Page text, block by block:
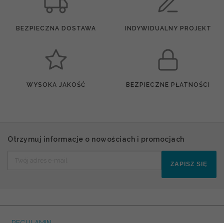
BEZPIECZNA DOSTAWA INDYWIDUALNY PROJEKT
WYSOKA JAKOŚĆ BEZPIECZNE PŁATNOŚCI
Otrzymuj informacje o nowościach i promocjach
ZAPISZ SIĘ